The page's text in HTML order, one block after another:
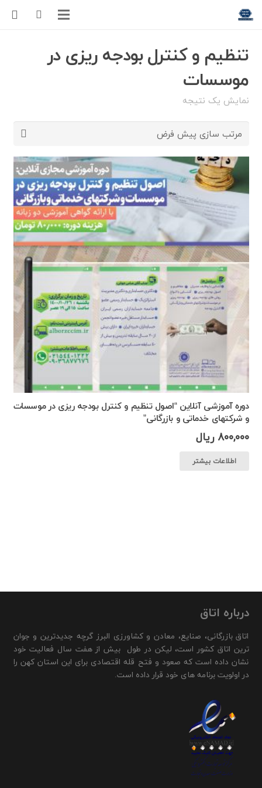
تنظیم و کنترل بودجه ریزی در
موسسات
نمایش یک نتیجه
دوره آموزشی آنلاین “اصول تنظیم و کنترل بودجه ریزی در موسسات
و شرکتهای خدماتی و بازرگانی”
800,000 ریال
اطلاعات بیشتر
درباره اتاق
اتاق بازرگانی، صنایع، معادن و کشاورزی البرز گرچه جدیدترین و جوان
ترین اتاق کشور است، لیکن در طول بیش از هفت سال فعالیت خود
نشان داده است که صعود و فتح قله اقتصادی برای این استان کهن را
در اولویت برنامه های خود قرار داده است.